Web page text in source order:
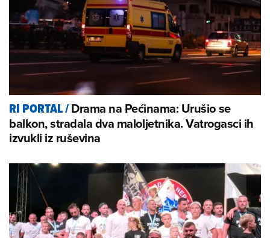
RI PORTAL/Drama na Pećinama: Urušio se
balkon, stradala dva maloljetnika. Vatrogasci ih
izvukli iz ruševina